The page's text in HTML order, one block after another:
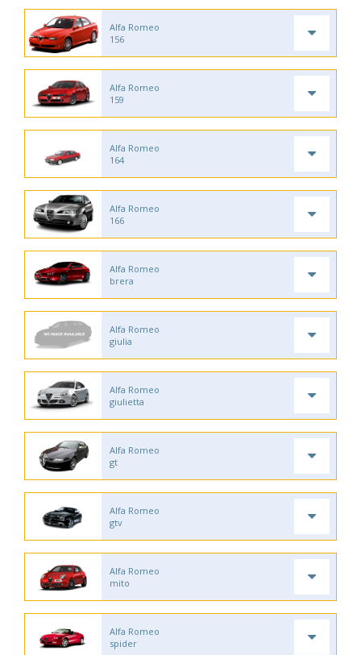
Alfa Romeo
156
Alfa Romeo
159
Alfa Romeo
164
Alfa Romeo
166
Alfa Romeo
brera
Alfa Romeo
giulia
Alfa Romeo
giulietta
Alfa Romeo
gt
Alfa Romeo
gtv
Alfa Romeo
mito
Alfa Romeo
spider